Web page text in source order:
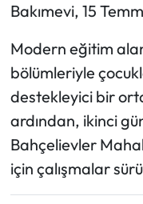
Bakımevi, 15
Modern eğitim
bölümleriyle
destekleyici bir
ardından, ikinci
Bahçelievler
için çalışmalar
Yerel Haberler